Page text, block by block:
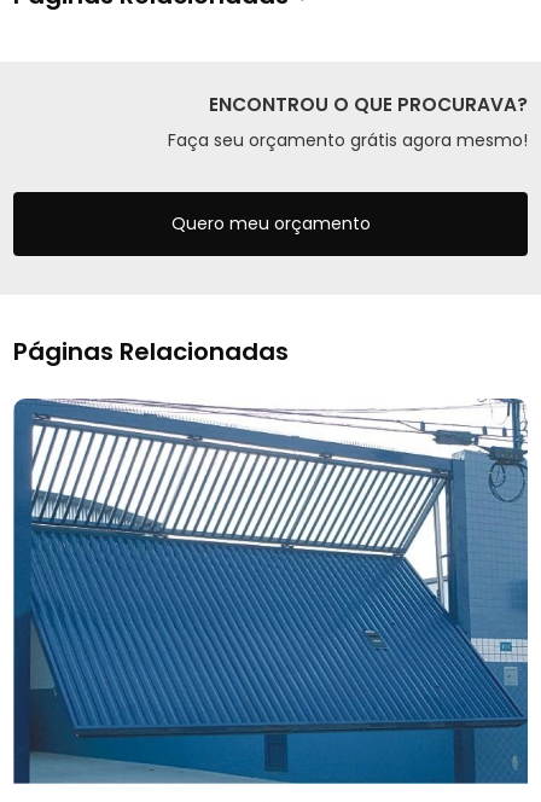
ENCONTROU O QUE PROCURAVA?
Faça seu orçamento grátis agora mesmo!
Quero meu orçamento
Páginas Relacionadas